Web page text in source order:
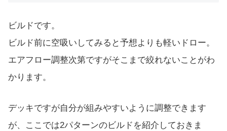
ビルドです。
ビルド前に空吸いしてみると予想よりも軽いドロー。
エアフロー調整次第ですがそこまで絞れないことがわ
かります。
デッキですが自分が組みやすいように調整できます
が、ここでは2パターンのビルドを紹介しておきま